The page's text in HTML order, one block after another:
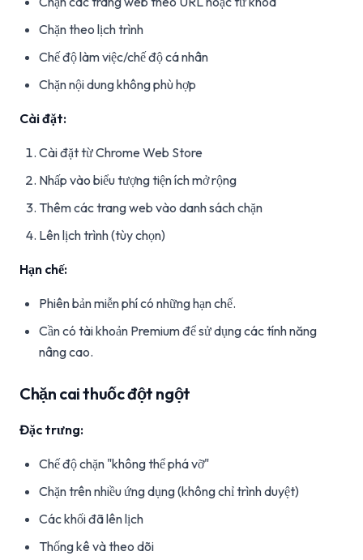
Chặn theo lịch trình
Chế độ làm việc/chế độ cá nhân
Chặn nội dung không phù hợp
Cài đặt:
Cài đặt từ Chrome Web Store
Nhấp vào biểu tượng tiện ích mở rộng
Thêm các trang web vào danh sách chặn
Lên lịch trình (tùy chọn)
Hạn chế:
Phiên bản miễn phí có những hạn chế.
Cần có tài khoản Premium để sử dụng các tính năng
nâng cao.
Chặn cai thuốc đột ngột
Đặc trưng:
Chế độ chặn "không thể phá vỡ"
Chặn trên nhiều ứng dụng (không chỉ trình duyệt)
Các khối đã lên lịch
Thống kê và theo dõi